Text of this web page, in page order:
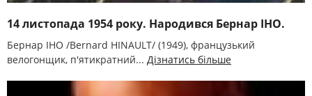
14 листопада 1954 року. Народився Бернар ІНО.
Бернар ІНО /Bernard HINAULT/ (1949), французький
велогонщик, п'ятикратний... Дізнатись більше